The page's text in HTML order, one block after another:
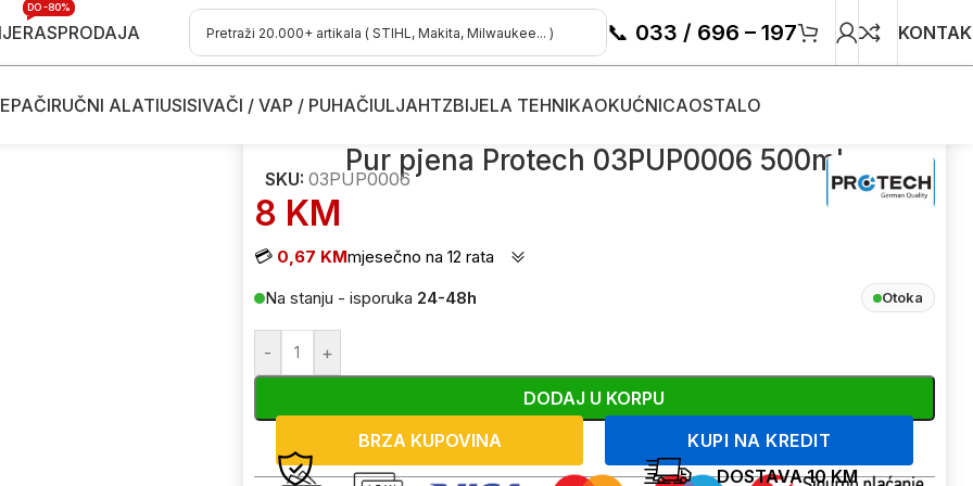
RASPRODAJA
DO -80%
📞 033 / 696 – 197
RUČNI ALATIUSISIVAČI / VAP / PUHAČIULJAHTZBIJELA TEHNIKAOKUĆNICAOSTALO
03PUP0006 500ml
Pur pjena Protech 03PUP0006 500ml
SKU: 03PUP0006
8 KM
💳 0,67 KMmjesečno na 12 rata
Na stanju - isporuka 24-48h Otoka
- +
DODAJ U KORPU
BRZA KUPOVINA
KUPI NA KREDIT
DOSTAVA 10 KM